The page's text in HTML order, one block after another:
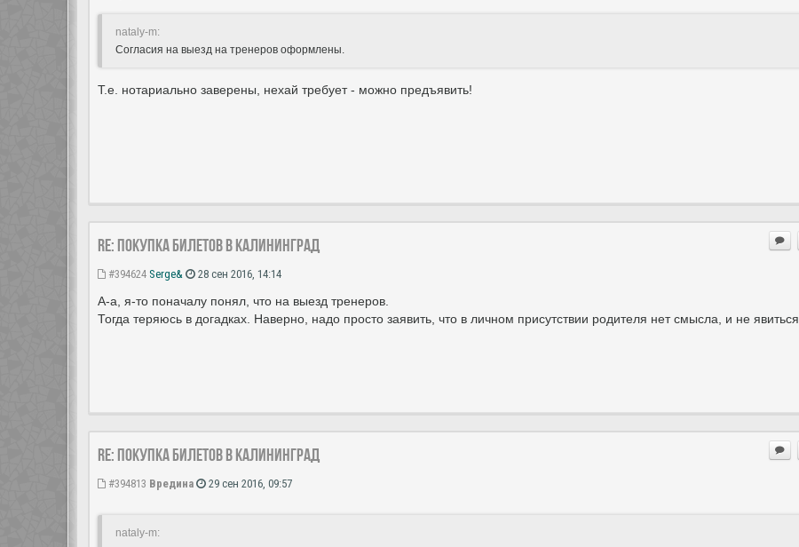
nataly-m:
Согласия на выезд на тренеров оформлены.
Т.е. нотариально заверены, нехай требует - можно предъявить!
Re: Покупка билетов в Калининград
#394624 Serge& 28 сен 2016, 14:14
А-а, я-то поначалу понял, что на выезд тренеров.
Тогда теряюсь в догадках. Наверно, надо просто заявить, что в личном присутствии родителя нет смысла, и не явиться.
Re: Покупка билетов в Калининград
#394813 Вредина 29 сен 2016, 09:57
nataly-m: